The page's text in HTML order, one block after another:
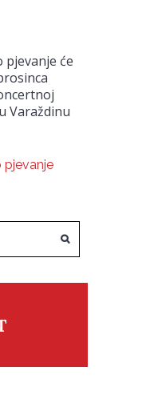
pjevanje će
Varaždinu
pjevanje